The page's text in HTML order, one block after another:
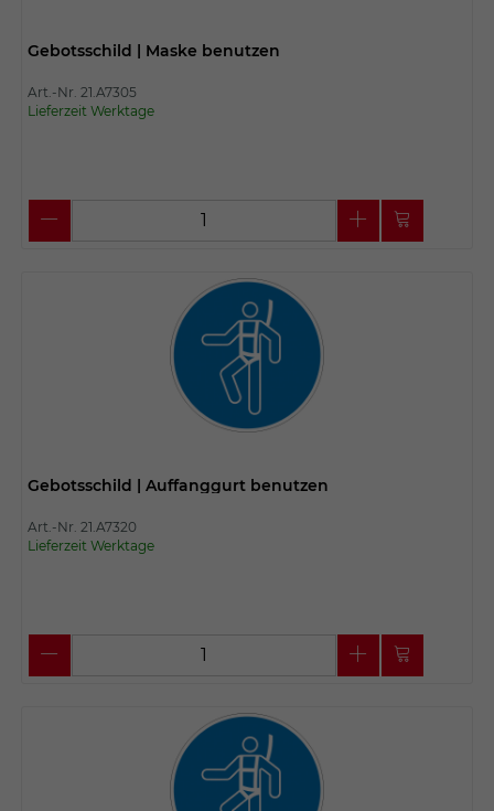
Gebotsschild | Maske benutzen
Art.-Nr. 21.A7305
Lieferzeit Werktage
Gebotsschild | Auffanggurt benutzen
Art.-Nr. 21.A7320
Lieferzeit Werktage